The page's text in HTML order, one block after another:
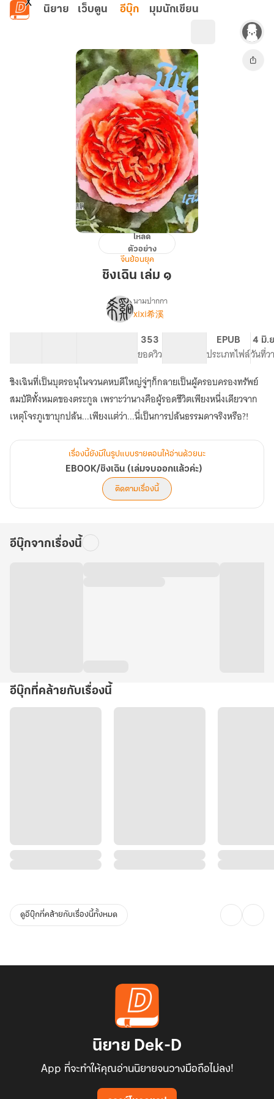
ข้ามไปยังเนื้อหาหลัก
นิยาย เว็บตูน อีบุ๊ก มุมนักเขียน
โหลด
ตัวอย่าง
จีนย้อนยุค
ชิงเฉิน เล่ม ๑
เรื่องEBOOK/
เฉิน
(เล่ม
จบ
ออก
แล้ว
ค่ะ)
นามปากกา
xixi希溪
353
ยอดวิว
EPUB
ประเภทไฟล์
4 มิ.
วันที่ว
ชิงเฉินที่เป็นบุตรอนุในจวนคหบดีใหญ่จู่ๆก็กลายเป็นผู้ครอบครองทรัพย์
สมบัติทั้งหมดของตระกูล เพราะว่านางคือผู้รอดชีวิตเพียงหนึ่งเดียวจาก
เหตุโจรภูเขาบุกปล้น...เพียงแต่ว่า...นี่เป็นการปล้นธรรมดาจริงหรือ?!
เรื่องนี้ยังมีในรูปแบบรายตอนให้อ่านด้วยนะ
EBOOK/ชิงเฉิน (เล่มจบออกแล้วค่ะ)
ติดตามเรื่องนี้
อีบุ๊กจากเรื่องนี้
อีบุ๊กที่คล้ายกับเรื่องนี้
ดูอีบุ๊กที่คล้ายกับเรื่องนี้ทั้งหมด
นิยาย Dek-D
App ที่จะทำให้คุณอ่านนิยายจนวางมือถือไม่ลง!